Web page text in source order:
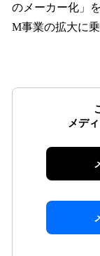
のメーカー化」
M事業の拡大に
メデ